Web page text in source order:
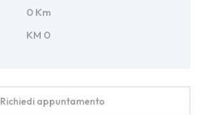
0 Km
KM 0
Richiedi appuntamento